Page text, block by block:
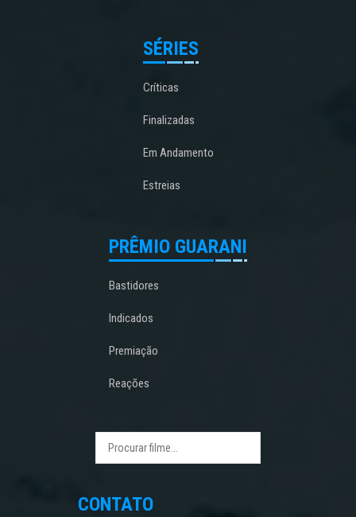
SÉRIES
Críticas
Finalizadas
Em Andamento
Estreias
PRÊMIO GUARANI
Bastidores
Indicados
Premiação
Reações
CONTATO